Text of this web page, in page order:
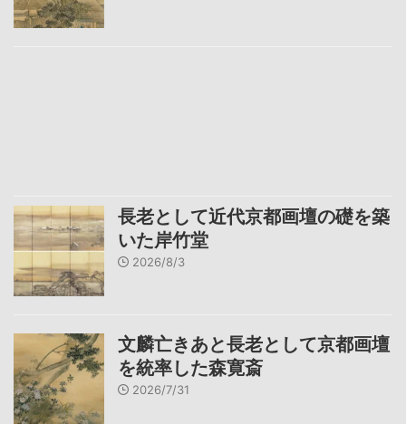
長老として近代京都画壇の礎を築
いた岸竹堂
2026/8/3
文麟亡きあと長老として京都画壇
を統率した森寛斎
2026/7/31